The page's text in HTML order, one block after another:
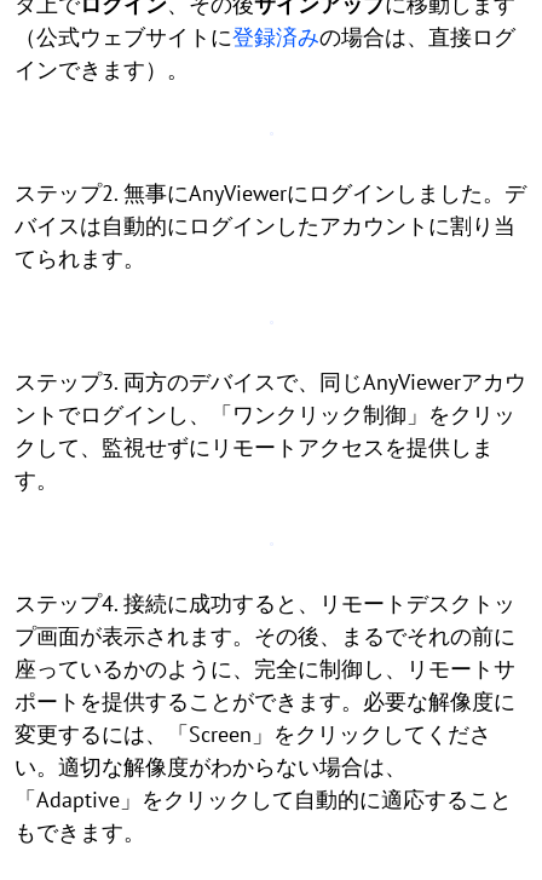
（公式ウェブサイトに登録済みの場合は、直接ログ
インできます）。
ステップ2. 無事にAnyViewerにログインしました。デ
バイスは自動的にログインしたアカウントに割り当
てられます。
ステップ3. 両方のデバイスで、同じAnyViewerアカウ
ントでログインし、「ワンクリック制御」をクリッ
クして、監視せずにリモートアクセスを提供しま
す。
ステップ4. 接続に成功すると、リモートデスクトッ
プ画面が表示されます。その後、まるでそれの前に
座っているかのように、完全に制御し、リモートサ
ポートを提供することができます。必要な解像度に
変更するには、「Screen」をクリックしてくださ
い。適切な解像度がわからない場合は、
「Adaptive」をクリックして自動的に適応すること
もできます。